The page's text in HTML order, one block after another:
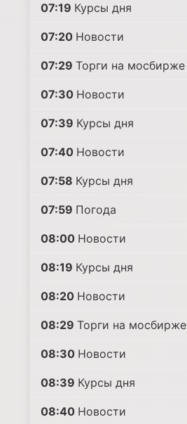
07:19 Курсы дня
07:20 Новости
07:29 Торги на мосбирже
07:30 Новости
07:39 Курсы дня
07:40 Новости
07:58 Курсы дня
07:59 Погода
08:00 Новости
08:19 Курсы дня
08:20 Новости
08:29 Торги на мосбирже
08:30 Новости
08:39 Курсы дня
08:40 Новости